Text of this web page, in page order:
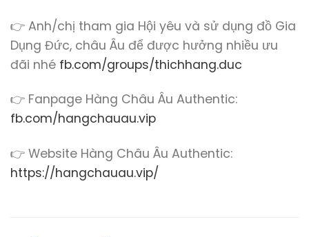
👉 Anh/chị tham gia Hội yêu và sử dụng đồ Gia
Dụng Đức, châu Âu để được hưởng nhiều ưu
đãi nhé fb.com/groups/thichhang.duc
👉 Fanpage Hàng Châu Âu Authentic:
fb.com/hangchauau.vip
👉 Website Hàng Châu Âu Authentic:
https://hangchauau.vip/